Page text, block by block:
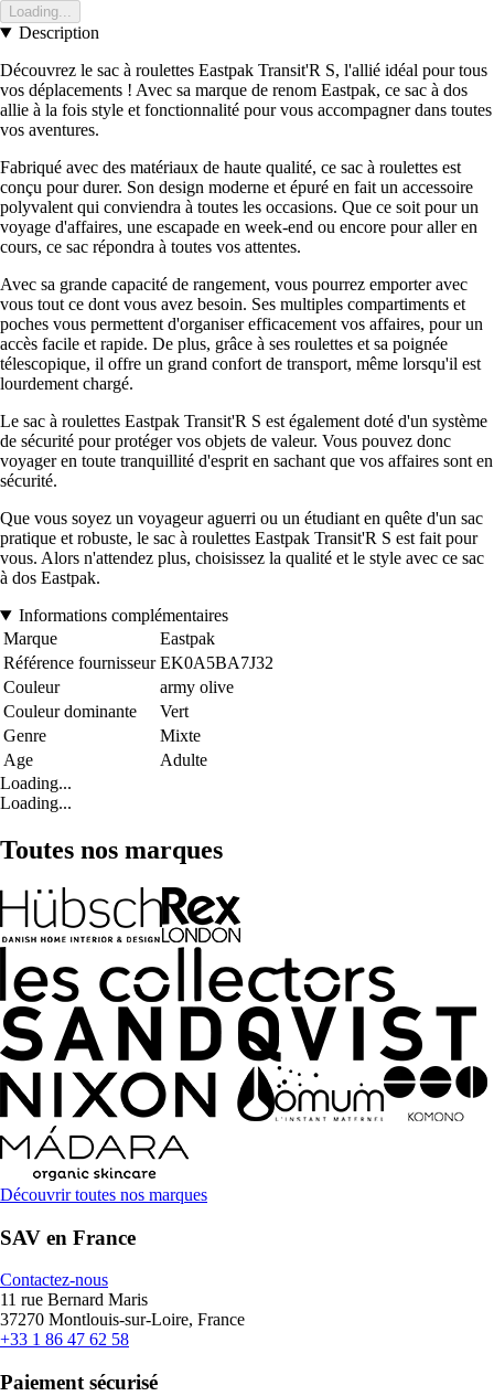
Loading...
Description
Découvrez le sac à roulettes Eastpak Transit'R S, l'allié idéal pour tous
vos déplacements ! Avec sa marque de renom Eastpak, ce sac à dos
allie à la fois style et fonctionnalité pour vous accompagner dans toutes
vos aventures.
Fabriqué avec des matériaux de haute qualité, ce sac à roulettes est
conçu pour durer. Son design moderne et épuré en fait un accessoire
polyvalent qui conviendra à toutes les occasions. Que ce soit pour un
voyage d'affaires, une escapade en week-end ou encore pour aller en
cours, ce sac répondra à toutes vos attentes.
Avec sa grande capacité de rangement, vous pourrez emporter avec
vous tout ce dont vous avez besoin. Ses multiples compartiments et
poches vous permettent d'organiser efficacement vos affaires, pour un
accès facile et rapide. De plus, grâce à ses roulettes et sa poignée
télescopique, il offre un grand confort de transport, même lorsqu'il est
lourdement chargé.
Le sac à roulettes Eastpak Transit'R S est également doté d'un système
de sécurité pour protéger vos objets de valeur. Vous pouvez donc
voyager en toute tranquillité d'esprit en sachant que vos affaires sont en
sécurité.
Que vous soyez un voyageur aguerri ou un étudiant en quête d'un sac
pratique et robuste, le sac à roulettes Eastpak Transit'R S est fait pour
vous. Alors n'attendez plus, choisissez la qualité et le style avec ce sac
à dos Eastpak.
Informations complémentaires
Marque
Eastpak
Référence fournisseur EK0A5BA7J32
Couleur
army olive
Couleur dominante
Vert
Genre
Mixte
Age
Adulte
Loading...
Loading...
Toutes nos marques
Découvrir toutes nos marques
SAV en France
Contactez-nous
11 rue Bernard Maris
37270 Montlouis-sur-Loire, France
+33 1 86 47 62 58
Paiement sécurisé